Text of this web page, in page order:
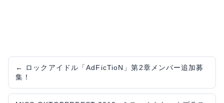
←
ロックアイドル「AdFicTioN」第2章メンバー追加募
集！